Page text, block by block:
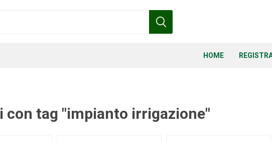
HOME
con tag "impianto irrigazione"